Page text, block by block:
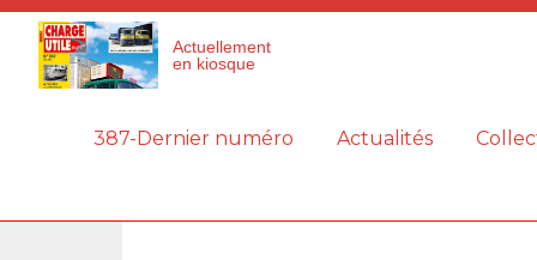
Actuellement
en kiosque
387-Dernier numéro Actualités
Panneau de gestion des cookies